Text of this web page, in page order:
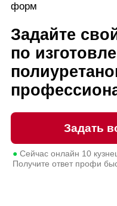
форм
Задайте
по
Задать
●Сейчас онлайн 10
Получите ответ профи